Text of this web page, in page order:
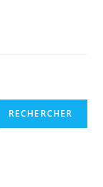
RECHERCHER